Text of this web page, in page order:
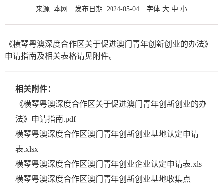
来源: 本网 发布日期: 2024-05-04 字体 大 中 小
《横琴粤澳深度合作区关于促进澳门青年创新创业的办法》
申请指南及相关表格请见附件。
相关附件：
《横琴粤澳深度合作区关于促进澳门青年创新创业的办
法》申请指南.pdf
横琴粤澳深度合作区澳门青年创新创业基地认定申请
表.xlsx
横琴粤澳深度合作区澳门青年创业企业认定申请表.xls
横琴粤澳深度合作区澳门青年创新创业基地收集点